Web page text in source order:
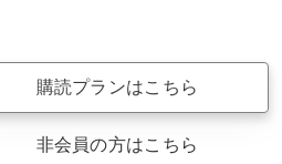
購読プランはこちら
非会員の方はこちら